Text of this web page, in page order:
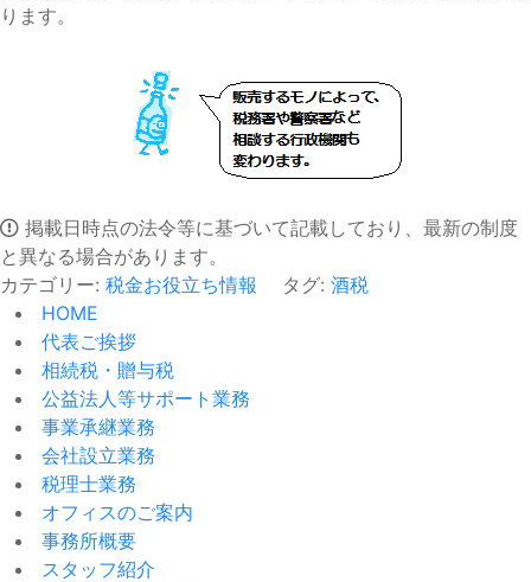
ります。
掲載日時点の法令等に基づいて記載しており、最新の制度
と異なる場合があります。
カテゴリー: 税金お役立ち情報 タグ: 酒税
HOME
代表ご挨拶
相続税・贈与税
公益法人等サポート業務
事業承継業務
会社設立業務
税理士業務
オフィスのご案内
事務所概要
スタッフ紹介